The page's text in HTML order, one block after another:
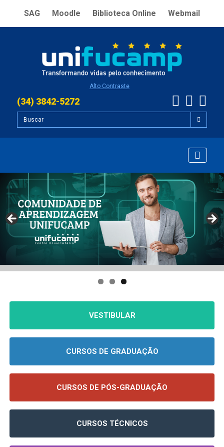
SAG Moodle Biblioteca Online Webmail
Alto Contraste
(34) 3842-5272
VESTIBULAR
CURSOS DE GRADUAÇÃO
CURSOS DE PÓS-GRADUAÇÃO
CURSOS TÉCNICOS